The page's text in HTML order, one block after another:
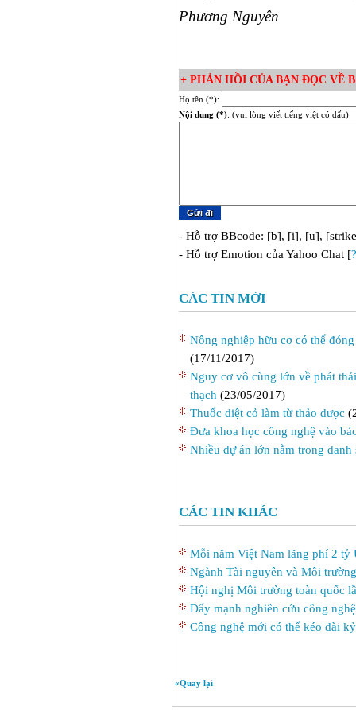
Phương Nguyên
+ PHẢN HỒI CỦA BẠN ĐỌC VỀ
Họ tên (*):
Nội dung (*): (vui lòng viết tiếng việt có dấu)
- Hỗ trợ BBcode: [b], [i], [u],
- Hỗ trợ Emotion của Yahoo Chat [?
CÁC TIN MỚI
Nông nghiệp hữu cơ có thể
(17/11/2017)
Nguy cơ vô cùng lớn về phát
thạch (23/05/2017)
Thuốc diệt cỏ làm từ thảo dược
Đưa khoa học công nghệ vào
Nhiều dự án lớn nằm trong
CÁC TIN KHÁC
Mỗi năm Việt Nam lãng phí 2 tỷ
Ngành Tài nguyên và Môi
Hội nghị Môi trường toàn quốc
Đẩy mạnh nghiên cứu công
Công nghệ mới có thể kéo dài
«Quay lại